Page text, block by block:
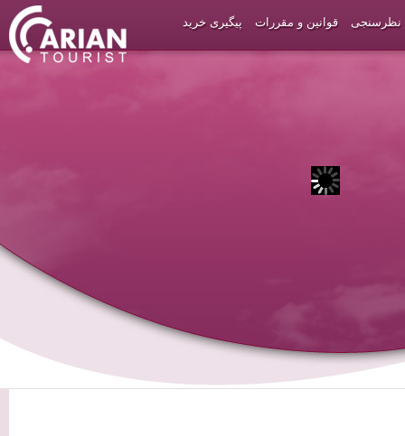
نظرسنجی قوانین و مقررات پیگیری خرید